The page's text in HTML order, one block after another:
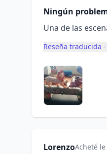
Ningún
Una de las
Reseña traducida
LorenzoAcheté